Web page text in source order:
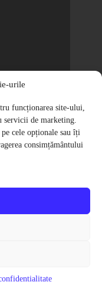
urile
funcționarea site-ului,
servicii de marketing.
cele opționale sau îți
consimțământului